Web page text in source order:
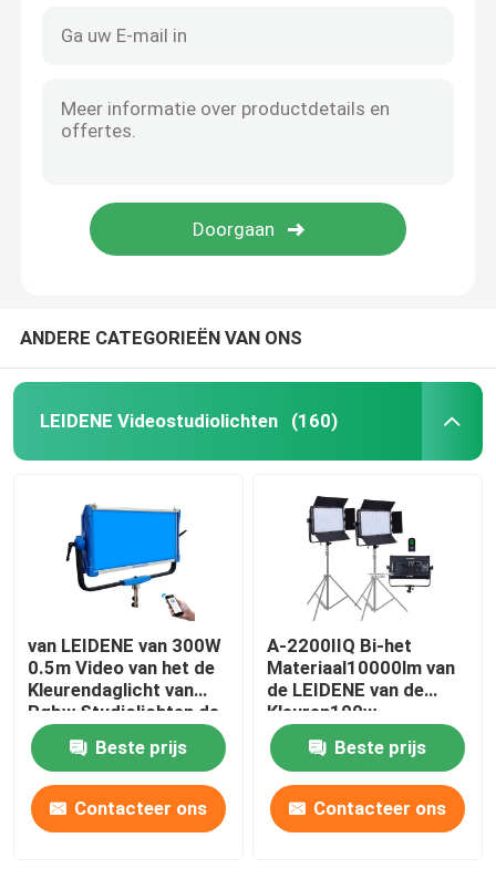
ANDERE CATEGORIEËN VAN ONS
LEIDENE Videostudiolichten (160)
van LEIDENE van 300W
0.5m Video van het de
Kleurendaglicht van
Rgbw Studiolichten de
Fotografielichten voor
FilmakerBeste prijs
Contacteer ons
A-2200IIQ Bi-het
Materiaal10000lm van
de LEIDENE van de
Kleuren100w
Photoshoot Verlichting
het Licht
Fotografiestudio
Beste prijs
Contacteer ons